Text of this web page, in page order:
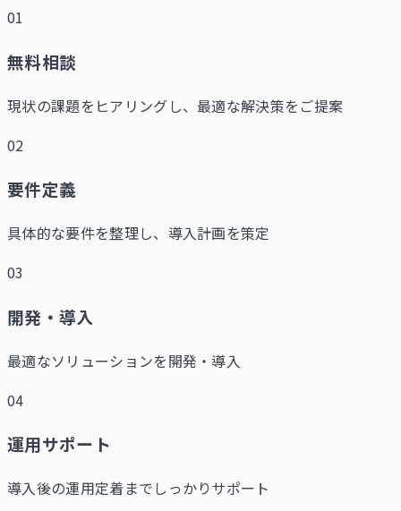
01
無料相談
現状の課題をヒアリングし、最適な解決策をご提案
02
要件定義
具体的な要件を整理し、導入計画を策定
03
開発・導入
最適なソリューションを開発・導入
04
運用サポート
導入後の運用定着までしっかりサポート